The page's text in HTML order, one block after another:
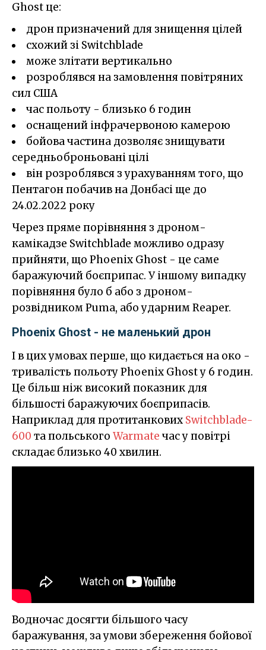
Ghost це:
дрон призначений для знищення цілей
схожий зі Switchblade
може злітати вертикально
розроблявся на замовлення повітряних
сил США
час польоту - близько 6 годин
оснащений інфрачервоною камерою
бойова частина дозволяє знищувати
середньоброньовані цілі
він розроблявся з урахуванням того, що
Пентагон побачив на Донбасі ще до
24.02.2022 року
Через пряме порівняння з дроном-
камікадзе Switchblade можливо одразу
прийняти, що Phoenix Ghost - це саме
баражуючий боєприпас. У іншому випадку
порівняння було б або з дроном-
розвідником Puma, або ударним Reaper.
Phoenix Ghost - не маленький дрон
І в цих умовах перше, що кидається на око -
тривалість польоту Phoenix Ghost у 6 годин.
Це більш ніж високий показник для
більшості баражуючих боєприпасів.
Наприклад для протитанкових Switchblade-
600 та польського Warmate час у повітрі
складає близько 40 хвилин.
Водночас досягти більшого часу
баражування, за умови збереження бойової